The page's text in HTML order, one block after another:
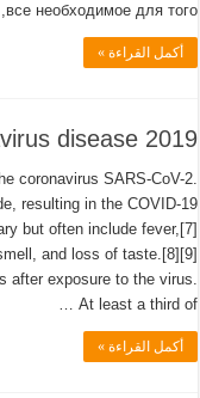
все необходимое для того, …
أكمل القراءة »
disease 2019
coronavirus SARS-CoV-2.
resulting in the COVID-19
but often include fever,[7]
and loss of taste.[8][9]
after exposure to the virus.
At least a third of …
أكمل القراءة »